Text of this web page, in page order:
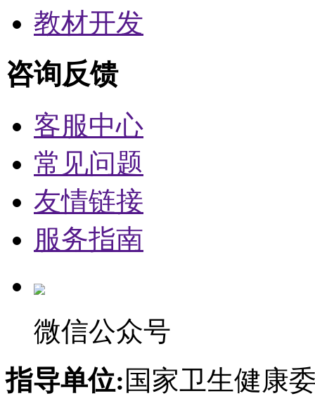
教材开发
咨询反馈
客服中心
常见问题
友情链接
服务指南
微信公众号
指导单位:国家卫生健康